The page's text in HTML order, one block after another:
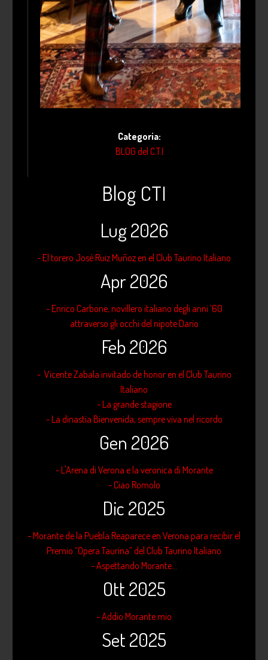
Categoria:
BLOG del C.T.I.
Blog CTI
Lug 2026
- El torero José Ruiz Muñoz en el Club Taurino Italiano
Apr 2026
- Enrico Carbone, novillero italiano degli anni ’60
attraverso gli occhi del nipote Dario
Feb 2026
- Vicente Zabala invitado de honor en el Club Taurino
Italiano
- La grande stagione
- La dinastia Bienvenida, sempre viva nel ricordo
Gen 2026
- L'Arena di Verona e la veronica di Morante
- Ciao Romolo
Dic 2025
- Morante de la Puebla Reaparece en Verona para recibir el
Premio “Opera Taurina” del Club Taurino Italiano
- Aspettando Morante...
Ott 2025
- Addio Morante mio
Set 2025